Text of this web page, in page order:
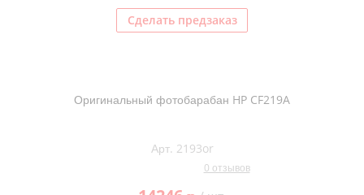
Сделать предзаказ
Оригинальный фотобарабан HP CF219A
Арт. 2193or
0 отзывов